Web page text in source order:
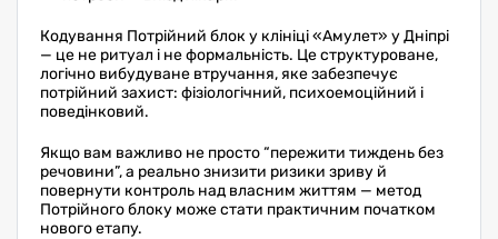
Кодування Потрійний блок у клініці «Амулет» у Дніпрі
— це не ритуал і не формальність. Це структуроване,
логічно вибудуване втручання, яке забезпечує
потрійний захист: фізіологічний, психоемоційний і
поведінковий.
Якщо вам важливо не просто “пережити тиждень без
речовини”, а реально знизити ризики зриву й
повернути контроль над власним життям — метод
Потрійного блоку може стати практичним початком
нового етапу.